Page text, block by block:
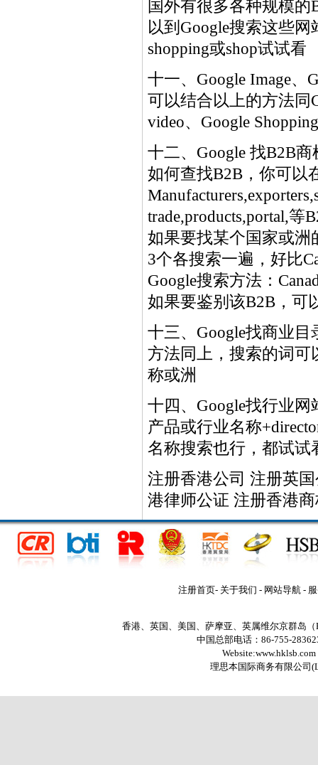
国外有很多各种规模的
以到Google搜索这些
shopping或shop试试看
十一、Google Image、
可以结合以上的方法同
video、Google
十二、Google 找B2B商
如何查找B2B，你可以
trade,products,portal,
如果要找某个国家或洲
3个各搜索一遍，好比
Google搜索方法：
如果要鉴别该B2B，可
十三、Google找商业目
方法同上，搜索的词可
称或洲
十四、Google找行业网
产品或行业名称
名称搜索也行，都试试
注册香港公司 注册英
港律师公证 注册香港
注册首页- 关于我们 - 网站导航 -
香港、英国、美国、萨摩亚、英属维尔京群岛
中国总部电话：86-755-
理思本国际商务有限公司